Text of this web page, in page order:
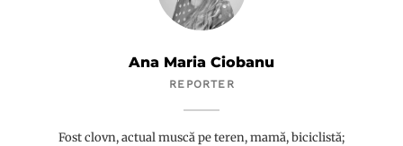
Ana Maria Ciobanu
REPORTER
Fost clovn, actual muscă pe teren, mamă, biciclistă;